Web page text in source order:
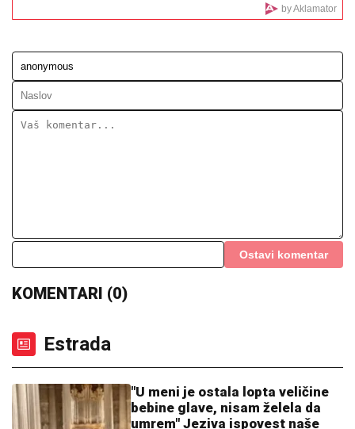
BOJANA LAZIĆ POKAZALA MAJKU
Sa njom uživa na letovanju: Doručak U
bikiniju (FOTO)
pevačica donela na svet sina, roditelji dali ime sa
MOĆNIM ZNAČENJEM
JEREMIĆ NAKON ŠTO SE DRAGAN
VERIOVoditeljka izazvala pažnju
potezom, bio je njena velika ljubav